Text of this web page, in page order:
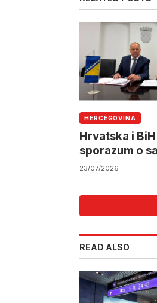
HERCEGOVINA
Hrvatska i
sporazum o
hitnoj medicini
23/07/2026
READ ALSO